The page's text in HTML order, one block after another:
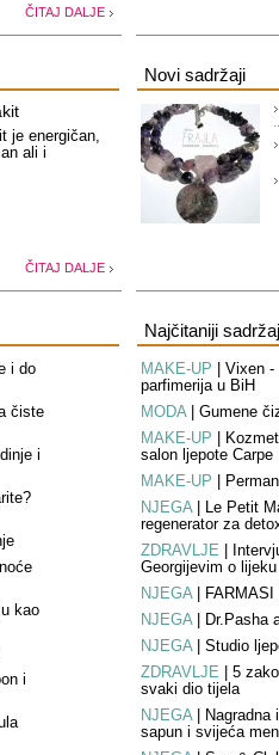
ČITAJ DALJE
je energičan,
ali i
ČITAJ DALJE
Novi sadržaji
i do
čiste
i
kao
i
Najčitaniji
MAKE-UP
Vixen -
parfimerija u BiH
MODA| Gumene
MAKE-UP
salon ljepote Carpe
MAKE-UP
NJEGA|
Le Petit
regenerator za
ZDRAVLJE
Georgijevim o
NJEGA|
NJEGA|
Dr.Pasha
NJEGA| Studio
ZDRAVLJE
5
svaki dio tijela
NJEGA|
Nagradna
sapun i svijeća